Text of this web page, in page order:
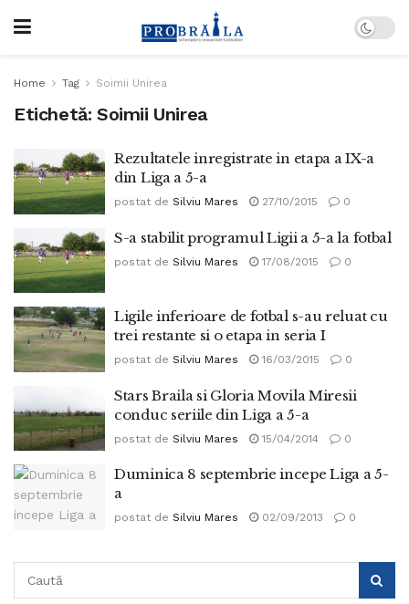
Home Tag Soimii Unirea
Etichetă: Soimii Unirea
Rezultatele inregistrate in etapa a IX-a
din Liga a 5-a
postat de Silviu Mares 27/10/2015 0
S-a stabilit programul Ligii a 5-a la fotbal
postat de Silviu Mares 17/08/2015 0
Ligile inferioare de fotbal s-au reluat cu
trei restante si o etapa in seria I
postat de Silviu Mares 16/03/2015 0
Stars Braila si Gloria Movila Miresii
conduc seriile din Liga a 5-a
postat de Silviu Mares 15/04/2014 0
Duminica 8 septembrie incepe Liga a 5-
a
postat de Silviu Mares 02/09/2013 0